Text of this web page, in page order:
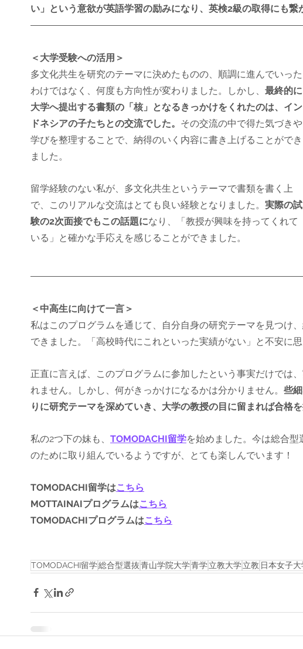
い」という意欲が英語学習の励みになり、英検2級の取得にも繋
＜大学受験への活用＞
多文化共生を研究のテーマに決めたものの、順調に進んでいった
わけではなく、何度も方向性が変わりました。しかし、 最終的に
大学へ提出する書類の「核」となるきっかけをくれたのは、イン
ドネシアの子たちとの交流でした。 その交流の中で得た気づきや
学びを整理することで、納得のいく内容に書き上げることができ
ました。
留学経験のない私が、多文化共生というテーマで書類を書く上
で、このリアルな交流はとても良い経験となりました。 実際の試
験の2次面接でもこの話題になり、「教授が興味を持ってくれて
いる」と確かな手応えを感じることができました。
＜中高生に向けて一言＞
私はこのプログラムを通じて、自分自身の研究テーマを見つけ
できました。「高校時代にこれといった実績がない」と不安に
正直に言えば、このプログラムに参加したという事実だけでは
れません。しかし、何がきっかけになるかは分かりません。 些
りに研究テーマを深めていき、大学の教授の目に留まれば合格
私の2つ下の妹も、 TOMODACHI留学を始めました。今は総合
のために取り組んでいるようですが、とても楽しんでいます！
TOMODACHI留学はこちら
MOTTAINAIプログラムはこちら
TOMODACHIプログラムはこちら
TOMODACHI留学総合型選抜青山学院大学青学立教大学立教 日本女子大